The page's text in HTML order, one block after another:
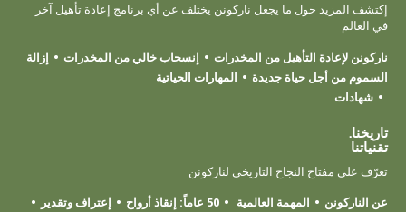
إكتشف المزيد حول ما يجعل ناركونن يختلف عن أي برنامج إعادة تأهيل آخر
في العالم
ناركونن لإعادة التأهيل من المخدرات
إنسحاب خالي من المخدرات
إزالة
السموم من أجل حياة جديدة
المهارات الحياتية
شهادات
تاريخنا.
تقنياتنا
تعرّف على مفتاح النجاح التاريخي لناركونن
عن الناركونن
المهمة العالمية 50 عاماً: إنقاذ أرواح إعتراف وتقدير